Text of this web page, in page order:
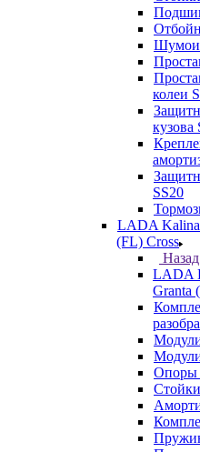
колеи
кузова
SS20
LADA Kalina
(FL) Cross
Назад
LADA
Granta
Опоры